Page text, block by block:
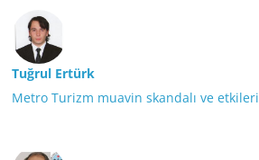
Tuğrul Ertürk
Metro Turizm muavin skandalı ve etkileri